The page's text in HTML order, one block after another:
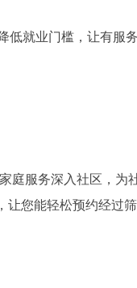
低就业门槛，让有服
庭服务深入社区，
让您能轻松预约经过